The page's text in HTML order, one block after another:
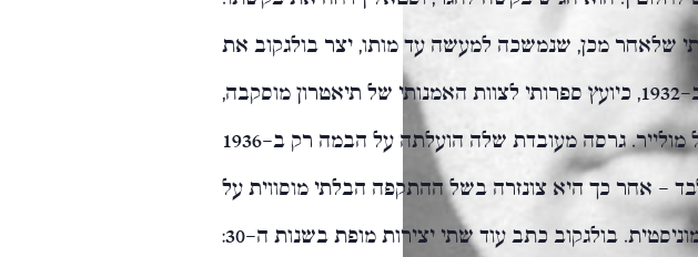
שלאחר מכן, שנמשכה למעשה עד מותו, יצר בולגקוב את
יצירות המופת שלו. ב-1932, כיועץ ספרותי לצוות האמנותי של תיאטרון מוסקבה,
כתב טרגדיה על מותו של מולייר. גרסה מעובדת שלה הועלתה על הבמה רק ב-1936
– אחר כך היא צונזרה בשל ההתקפה הבלתי מוסווית על
סטאלין והמפלגה הקומוניסטית. בולגקוב כתב עוד שתי יצירות מופת בשנות ה-30: